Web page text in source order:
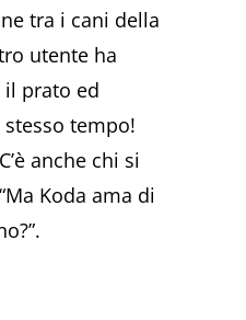
tra i cani della
utente ha
il prato ed
tempo!
anche chi si
Koda ama di